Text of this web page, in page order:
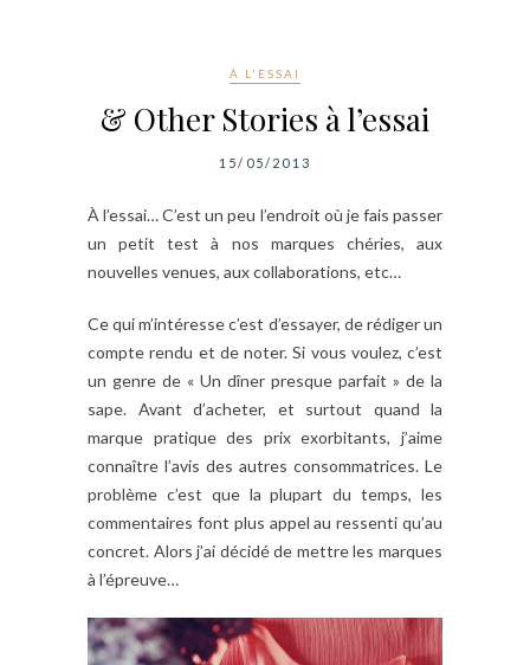
À L'ESSAI
& Other Stories à l’essai
15/05/2013
À l’essai… C’est un peu l’endroit où je fais passer
un petit test à nos marques chéries, aux
nouvelles venues, aux collaborations, etc…
Ce qui m’intéresse c’est d’essayer, de rédiger un
compte rendu et de noter. Si vous voulez, c’est
un genre de « Un dîner presque parfait » de la
sape. Avant d’acheter, et surtout quand la
marque pratique des prix exorbitants, j’aime
connaître l’avis des autres consommatrices. Le
problème c’est que la plupart du temps, les
commentaires font plus appel au ressenti qu’au
concret. Alors j’ai décidé de mettre les marques
à l’épreuve…